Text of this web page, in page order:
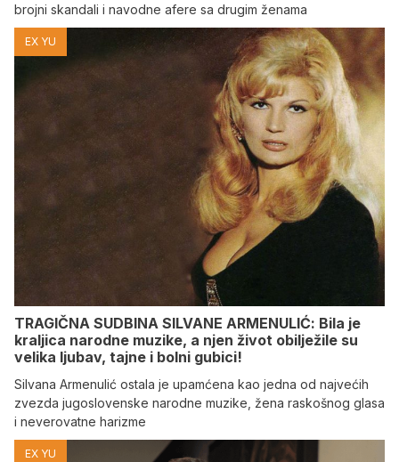
brojni skandali i navodne afere sa drugim ženama
EX YU
TRAGIČNA SUDBINA SILVANE ARMENULIĆ: Bila je
kraljica narodne muzike, a njen život obilježile su
velika ljubav, tajne i bolni gubici!
Silvana Armenulić ostala je upamćena kao jedna od najvećih
zvezda jugoslovenske narodne muzike, žena raskošnog glasa
i neverovatne harizme
EX YU